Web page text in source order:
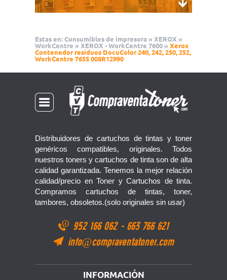
Estas en: Consumibles de impresora » XEROX »
WorkCentre » XEROX - WorkCentre 7600 » Xerox
Contenedor residuos DocuColor 240, 242, 250, 252,
WorkCentre 7655 008R12990
Distribuidores de cartuchos de tintas y toner
genéricos compatibles, originales. Todos
nuestros toners y cartuchos de tinta son de alta
calidad garantizada. Tenemos la mejor relación
calidad/precio en Toner y Cartuchos de tinta.
Compramos cartuchos de tintas, toner,
tambores, obsoletos.(solo originales sin usar)
952 166 062 - 663 766 621
info@compraventatoner.com
INFORMACIÓN